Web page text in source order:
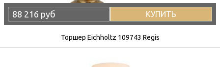
88 216 руб КУПИТЬ
Торшер Eichholtz 109743 Regis